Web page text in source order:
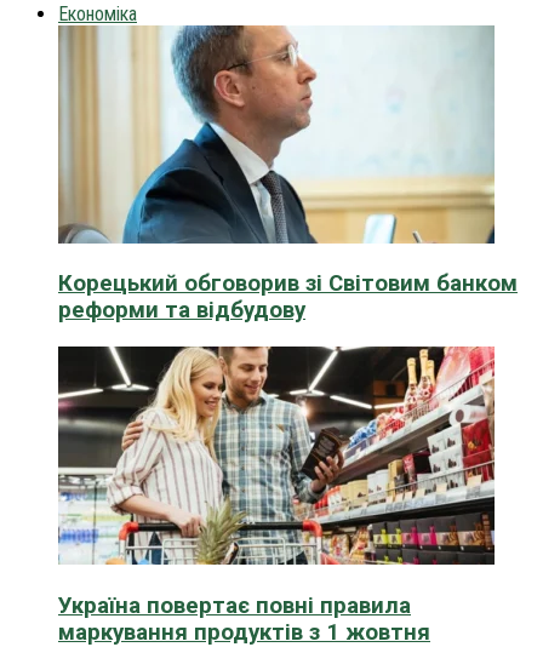
Економіка
Корецький обговорив зі Світовим банком
реформи та відбудову
Україна повертає повні правила
маркування продуктів з 1 жовтня